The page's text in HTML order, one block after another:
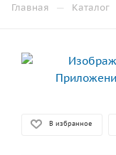
Главная — Каталог
В избранное